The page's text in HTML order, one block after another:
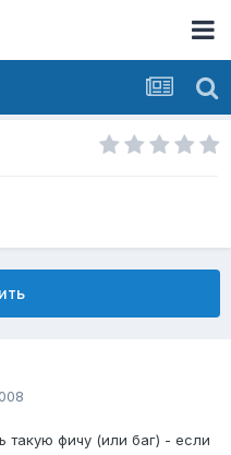
такую фичу (или баг) - если